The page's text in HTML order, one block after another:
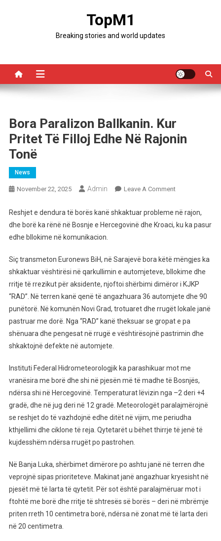
TopM1
Breaking stories and world updates
Bora Paralizon Ballkanin. Kur
Pritet Të Filloj Edhe Në Rajonin
Tonë
News
November 22, 2025 Admin Leave A CommentOn
Paralizon
Ballkanin.
Të
Filloj
Edhe
Tonë
Reshjet e dendura të borës kanë shkaktuar probleme në rajon,
dhe borë ka rënë në Bosnje e Hercegovinë dhe Kroaci, ku ka pasur
edhe bllokime në komunikacion.
Siç transmeton Euronews BiH, në Sarajevë bora këtë mëngjes ka
shkaktuar vështirësi në qarkullimin e automjeteve, bllokime dhe
rritje të rrezikut për aksidente, njoftoi shërbimi dimëror i KJKP
“RAD”. Në terren kanë qenë të angazhuara 36 automjete dhe 90
punëtorë. Në komunën Novi Grad, trotuaret dhe rrugët lokale janë
pastruar me dorë. Nga “RAD” kanë theksuar se gropat e pa
shënuara dhe pengesat në rrugë e vështirësojnë pastrimin dhe
shkaktojnë defekte në automjete.
Instituti Federal Hidrometeorologjik ka parashikuar mot me
vranësira me borë dhe shi në pjesën më të madhe të Bosnjës,
ndërsa shi në Hercegovinë. Temperaturat lëvizin nga –2 deri +4
gradë, dhe në jug deri në 12 gradë. Meteorologët paralajmërojnë
se reshjet do të vazhdojnë edhe ditët në vijim, me periudha
kthjellimi dhe ciklone të reja. Qytetarët u bëhet thirrje të jenë të
kujdesshëm ndërsa rrugët po pastrohen.
Në Banja Luka, shërbimet dimërore po ashtu janë në terren dhe
veprojnë sipas prioriteteve. Makinat janë angazhuar kryesisht në
pjesët më të larta të qytetit. Për sot është paralajmëruar mot i
ftohtë me borë dhe rritje të shtresës së borës – deri në mbrëmje
priten rreth 10 centimetra borë, ndërsa në zonat më të larta deri
në 20 centimetra.